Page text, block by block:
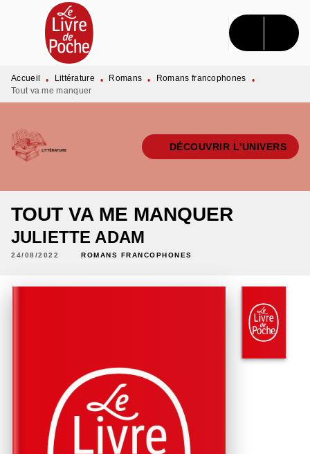
MENU RECHERCHE CONTENU
PIED DE PAGE
Accueil • Littérature • Romans • Romans francophones
•
Tout va me manquer
DÉCOUVRIR L'UNIVERS
TOUT VA ME MANQUER
JULIETTE ADAM
24/08/2022 ROMANS FRANCOPHONES